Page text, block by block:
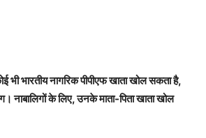
भारतीय नागरिक पीपीएफ खाता खोल सकता है,
नाबालिगों के लिए, उनके माता-पिता खाता खोल